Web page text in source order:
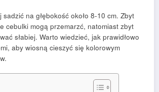
sadzić na głębokość około 8-10 cm. Zbyt
cebulki mogą przemarzć, natomiast zbyt
słabiej. Warto wiedzieć, jak prawidłowo
aby wiosną cieszyć się kolorowym